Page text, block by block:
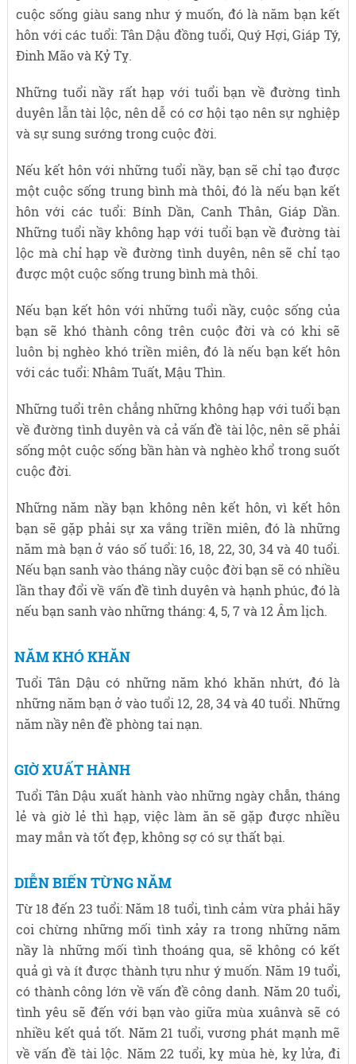
cuộc sống giàu sang như ý muốn, đó là năm bạn kết
hôn với các tuổi: Tân Dậu đồng tuổi, Quý Hợi, Giáp Tý,
Đinh Mão và Kỷ Tỵ.
Những tuổi nầy rất hạp với tuổi bạn về đường tình
duyên lẫn tài lộc, nên dễ có cơ hội tạo nên sự nghiệp
và sự sung sướng trong cuộc đời.
Nếu kết hôn với những tuổi nầy, bạn sẽ chỉ tạo được
một cuộc sống trung bình mà thôi, đó là nếu bạn kết
hôn với các tuổi: Bính Dần, Canh Thân, Giáp Dần.
Những tuổi nầy không hạp với tuổi bạn về đường tài
lộc mà chỉ hạp về đường tình duyên, nên sẽ chỉ tạo
được một cuộc sống trung bình mà thôi.
Nếu bạn kết hôn với những tuổi nầy, cuộc sống của
bạn sẽ khó thành công trên cuộc đời và có khi sẽ
luôn bị nghèo khó triền miên, đó là nếu bạn kết hôn
với các tuổi: Nhâm Tuất, Mậu Thìn.
Những tuổi trên chẳng những không hạp với tuổi bạn
về đường tình duyên và cả vấn đề tài lộc, nên sẽ phải
sống một cuộc sống bần hàn và nghèo khổ trong suốt
cuộc đời.
Những năm nầy bạn không nên kết hôn, vì kết hôn
bạn sẽ gặp phải sự xa vắng triền miên, đó là những
năm mà bạn ở váo số tuổi: 16, 18, 22, 30, 34 và 40 tuổi.
Nếu bạn sanh vào tháng nầy cuộc đời bạn sẽ có nhiều
lần thay đổi về vấn đề tình duyên và hạnh phúc, đó là
nếu bạn sanh vào những tháng: 4, 5, 7 và 12 Âm lịch.
NĂM KHÓ KHĂN
Tuổi Tân Dậu có những năm khó khăn nhứt, đó là
những năm bạn ở vào tuổi 12, 28, 34 và 40 tuổi. Những
năm nầy nên đề phòng tai nạn.
GIỜ XUẤT HÀNH
Tuổi Tân Dậu xuất hành vào những ngày chẵn, tháng
lẻ và giờ lẻ thì hạp, việc làm ăn sẽ gặp được nhiều
may mắn và tốt đẹp, không sợ có sự thất bại.
DIỄN BIẾN TỪNG NĂM
Từ 18 đến 23 tuổi: Năm 18 tuổi, tình cảm vừa phải hãy
coi chừng những mối tình xảy ra trong những năm
nầy là những mối tình thoáng qua, sẽ không có kết
quả gì và ít được thành tựu như ý muốn. Năm 19 tuổi,
có thành công lớn về vấn đề công danh. Năm 20 tuổi,
tình yêu sẽ đến với bạn vào giữa mùa xuânvà sẽ có
nhiều kết quả tốt. Năm 21 tuổi, vương phát mạnh mẽ
về vấn đề tài lộc. Năm 22 tuổi, kỵ mùa hè, kỵ lửa, đi